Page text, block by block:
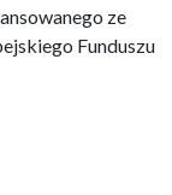
ze
Funduszu